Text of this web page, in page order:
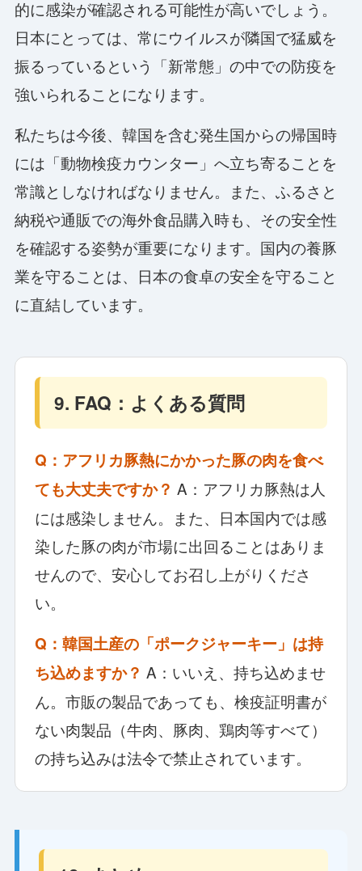
的に感染が確認される可能性が高いでしょう。
日本にとっては、常にウイルスが隣国で猛威を
振るっているという「新常態」の中での防疫を
強いられることになります。
私たちは今後、韓国を含む発生国からの帰国時
には「動物検疫カウンター」へ立ち寄ることを
常識としなければなりません。また、ふるさと
納税や通販での海外食品購入時も、その安全性
を確認する姿勢が重要になります。国内の養豚
業を守ることは、日本の食卓の安全を守ること
に直結しています。
9. FAQ：よくある質問
Q：アフリカ豚熱にかかった豚の肉を食べ
ても大丈夫ですか？ A：アフリカ豚熱は人
には感染しません。また、日本国内では感
染した豚の肉が市場に出回ることはありま
せんので、安心してお召し上がりくださ
い。
Q：韓国土産の「ポークジャーキー」は持
ち込めますか？ A：いいえ、持ち込めませ
ん。市販の製品であっても、検疫証明書が
ない肉製品（牛肉、豚肉、鶏肉等すべて）
の持ち込みは法令で禁止されています。